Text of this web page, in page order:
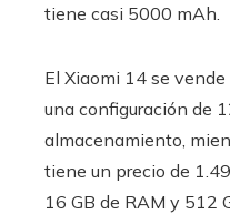
tiene casi 5000 mAh.
El Xiaomi 14 se
una configuración de
almacenamiento,
tiene un precio de
16 GB de RAM y 512